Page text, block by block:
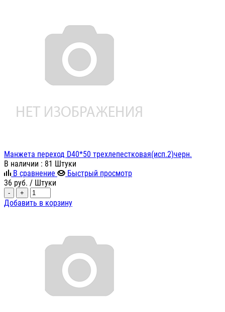
Манжета переход D40*50 трехлепестковая(исп.2)черн.
В наличии : 81 Штуки
В сравнение
Быстрый просмотр
36 руб. / Штуки
- +
Добавить в корзину